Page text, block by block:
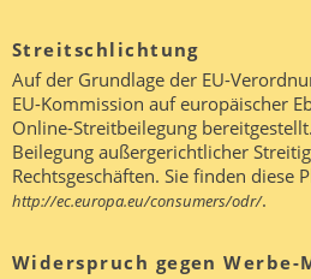
Streitschlichtung
Auf der Grundlage der EU-
EU-Kommission auf europäischer
Online-Streitbeilegung
Beilegung außergerichtlicher
Rechtsgeschäften. Sie finden diese
http://ec.europa.eu/consumers/odr/.
Widerspruch gegen Werbe-